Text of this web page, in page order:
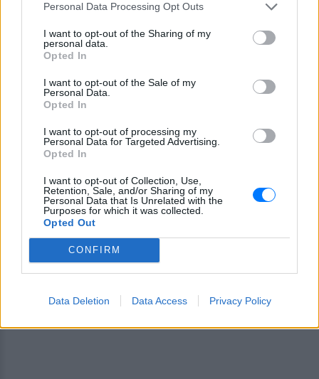
Personal Data Processing Opt Outs
I want to opt-out of the Sharing of my
personal data.
Opted In
I want to opt-out of the Sale of my
Personal Data.
Opted In
I want to opt-out of processing my
Personal Data for Targeted Advertising.
Opted In
I want to opt-out of Collection, Use,
Retention, Sale, and/or Sharing of my
Personal Data that Is Unrelated with the
Purposes for which it was collected.
Opted Out
CONFIRM
Data Deletion Data Access Privacy Policy
Ομορφιά,Σχέσεις και φυσικάCelebrities
στο νέο
Pink.gr!
Ακολουθήστε το E-Radio.gr και στο Instagram